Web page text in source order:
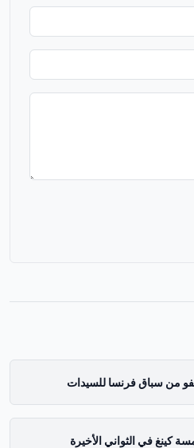
من سباق فرنسا للسيدات